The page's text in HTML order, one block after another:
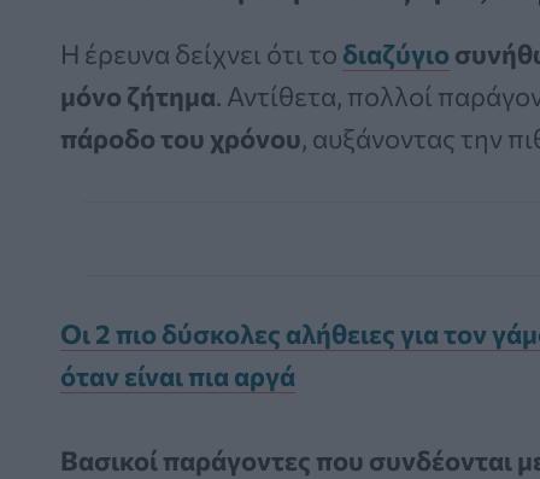
Η έρευνα δείχνει ότι το διαζύγιο
μόνο ζήτημα. Αντίθετα, πολλοί
πάροδο του χρόνου, αυξάνοντας την
Οι 2 πιο δύσκολες αλήθειες για τον
όταν είναι πια αργά
Βασικοί παράγοντες που συνδέονται